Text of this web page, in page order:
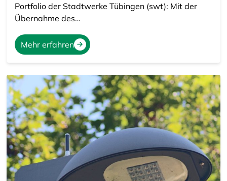
Portfolio der Stadtwerke Tübingen (swt): Mit der
Übernahme des…
Mehr erfahren